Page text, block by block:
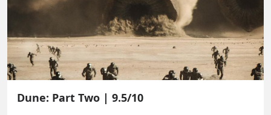
Dune: Part Two | 9.5/10